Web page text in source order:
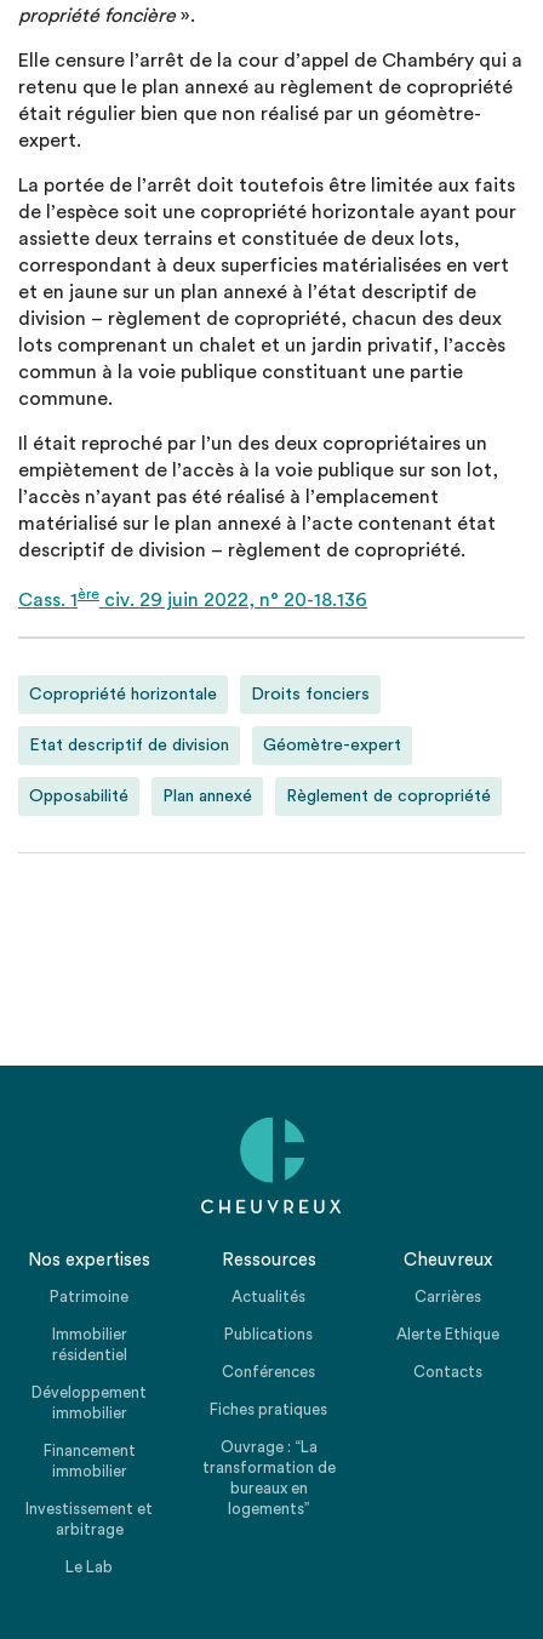
propriété foncière».
Elle censure l’arrêt de la cour d’appel de Chambéry qui a
retenu que le plan annexé au règlement de copropriété
était régulier bien que non réalisé par un géomètre-
expert.
La portée de l’arrêt doit toutefois être limitée aux faits
de l’espèce soit une copropriété horizontale ayant pour
assiette deux terrains et constituée de deux lots,
correspondant à deux superficies matérialisées en vert
et en jaune sur un plan annexé à l’état descriptif de
division – règlement de copropriété, chacun des deux
lots comprenant un chalet et un jardin privatif, l’accès
commun à la voie publique constituant une partie
commune.
Il était reproché par l’un des deux copropriétaires un
empiètement de l’accès à la voie publique sur son lot,
l’accès n’ayant pas été réalisé à l’emplacement
matérialisé sur le plan annexé à l’acte contenant état
descriptif de division – règlement de copropriété.
Cass. 1ère civ. 29 juin 2022, n° 20-18.136
Copropriété horizontale Droits fonciers
Etat descriptif de division Géomètre-expert
Opposabilité Plan annexé Règlement de copropriété
Nos expertises
Patrimoine
Immobilier
résidentiel
Développement
immobilier
Financement
immobilier
Investissement et
arbitrage
Le Lab
Ressources
Actualités
Publications
Conférences
Fiches pratiques
Ouvrage : “La
transformation de
bureaux en
logements”
Cheuvreux
Carrières
Alerte Ethique
Contacts